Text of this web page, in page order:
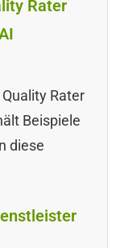
Rater
Rater
Beispiele
diese